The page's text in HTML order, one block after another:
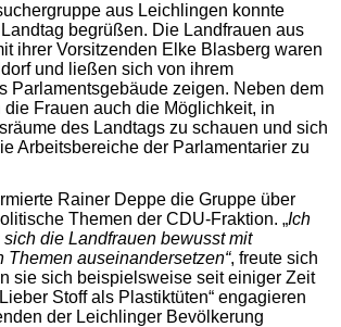
aus Leichlingen konnte
begrüßen. Die Landfrauen aus
ihrer Vorsitzenden Elke Blasberg waren
und ließen sich von ihrem
Parlamentsgebäude zeigen. Neben dem
die Frauen auch die Möglichkeit, in
des Landtags zu schauen und sich
Arbeitsbereiche der Parlamentarier zu
Rainer Deppe die Gruppe über
Themen der CDU-Fraktion. „Ich
die Landfrauen bewusst mit
Themen auseinandersetzen“, freute sich
sie sich beispielsweise seit einiger Zeit
Stoff als Plastiktüten“ engagieren
der Leichlinger Bevölkerung